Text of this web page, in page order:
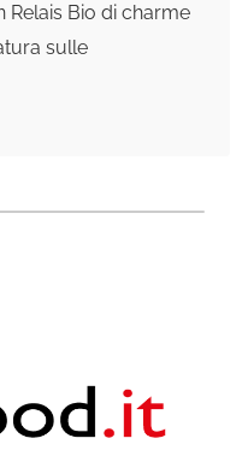
Relais Bio di charme
sulle